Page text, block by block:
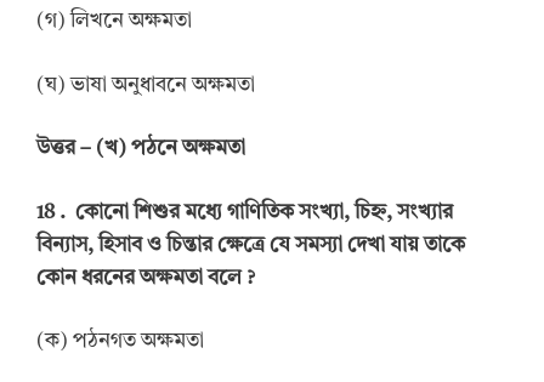
(গ) লিখনে অক্ষমতা
(ঘ) ভাষা অনুধাবনে অক্ষমতা
উত্তর– (খ) পঠনে অক্ষমতা
18 . কোনো শিশুর মধ্যে গাণিতিক সংখ্যা, চিহ্ন, সংখ্যার
বিন্যাস, হিসাব ও চিন্তার ক্ষেত্রে যে সমস্যা দেখা যায় তাকে
কোন ধরনের অক্ষমতা বলে ?
(ক) পঠনগত অক্ষমতা